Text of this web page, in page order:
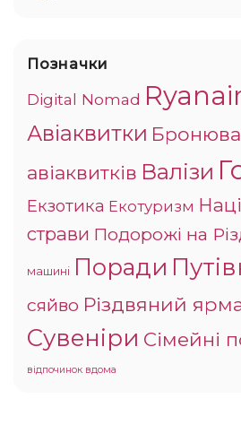
Позначки
Digital Nomad
Авіаквитки
авіаквитків Валізи
Екзотика Екотуризм
страви Подорожі на
машині Поради
сяйво Різдвяний
Сувеніри Сімейні
відпочинок вдома